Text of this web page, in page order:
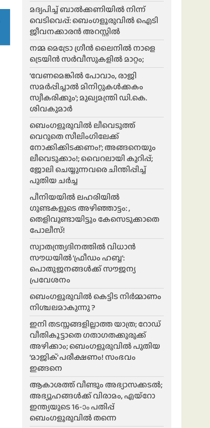
മദ്യപിച്ച് ബാൽക്കണിയിൽ നിന്ന്
വെടിവെപ്പ്: ബെംഗളൂരുവിൽ ഐടി
ജീവനക്കാരൻ അറസ്റ്റിൽ
നമ്മ മെട്രോ ഗ്രീൻ ലൈനിൽ നാളെ
ട്രെയിൻ സർവീസുകളിൽ മാറ്റം;
‘വേണമെങ്കിൽ പോവാം, രാജി
സമർപ്പിച്ചാൽ മിനിറ്റുകൾക്കകം
സ്വീകരിക്കും’; മുഖ്യമന്ത്രി ഡി.കെ.
ശിവകുമാർ
ബെം​ഗളൂരുവിൽ ലീവെടുത്ത്
വെറുതെ സീലിംഗിലേക്ക്
നോക്കിക്കിടക്കണം!’; അങ്ങനെയും
ലീവെടുക്കാം!; വൈറലായി കുറിപ്പ്;
ജോലി ചെയ്യുന്നവരെ ചിന്തിപ്പിച്ച്
പുതിയ ചർച്ച
പീനിയയിൽ ലഹരിയിൽ
ഗുണ്ടകളുടെ അഴിഞ്ഞാട്ടം: ,
തെളിവുണ്ടായിട്ടും കേസെടുക്കാതെ
പോലീസ്!
സ്വാതന്ത്ര്യദിനത്തിൽ വിധാൻ
സൗധയിൽ ‘ഫ്രീഡം ഹബ്ബ’:
പൊതുജനങ്ങൾക്ക് സൗജന്യ
പ്രവേശനം
ബെംഗളൂരുവിൽ കെട്ടിട നിർമ്മാണം
നിശ്ചലമാകുന്നു ?
ഇനി തടസ്സങ്ങളില്ലാത്ത യാത്ര; റോഡ്
വീതികൂട്ടാതെ ഗതാഗതക്കുരുക്ക്
അഴിക്കാം; ബെംഗളൂരുവിൽ പുതിയ
‘മാജിക്’ പരീക്ഷണം! സംഭവം
ഇങ്ങനെ
ആകാശത്ത് വീണ്ടും അഭ്യാസക്കടൽ;
അഭ്യൂഹങ്ങൾക്ക് വിരാമം, എയ്റോ
ഇന്ത്യയുടെ 16-ാം പതിപ്പ്
ബെംഗളൂരുവിൽ തന്നെ